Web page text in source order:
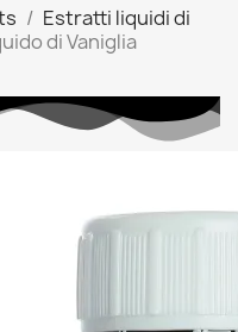
Estratti liquidi di
di Vaniglia